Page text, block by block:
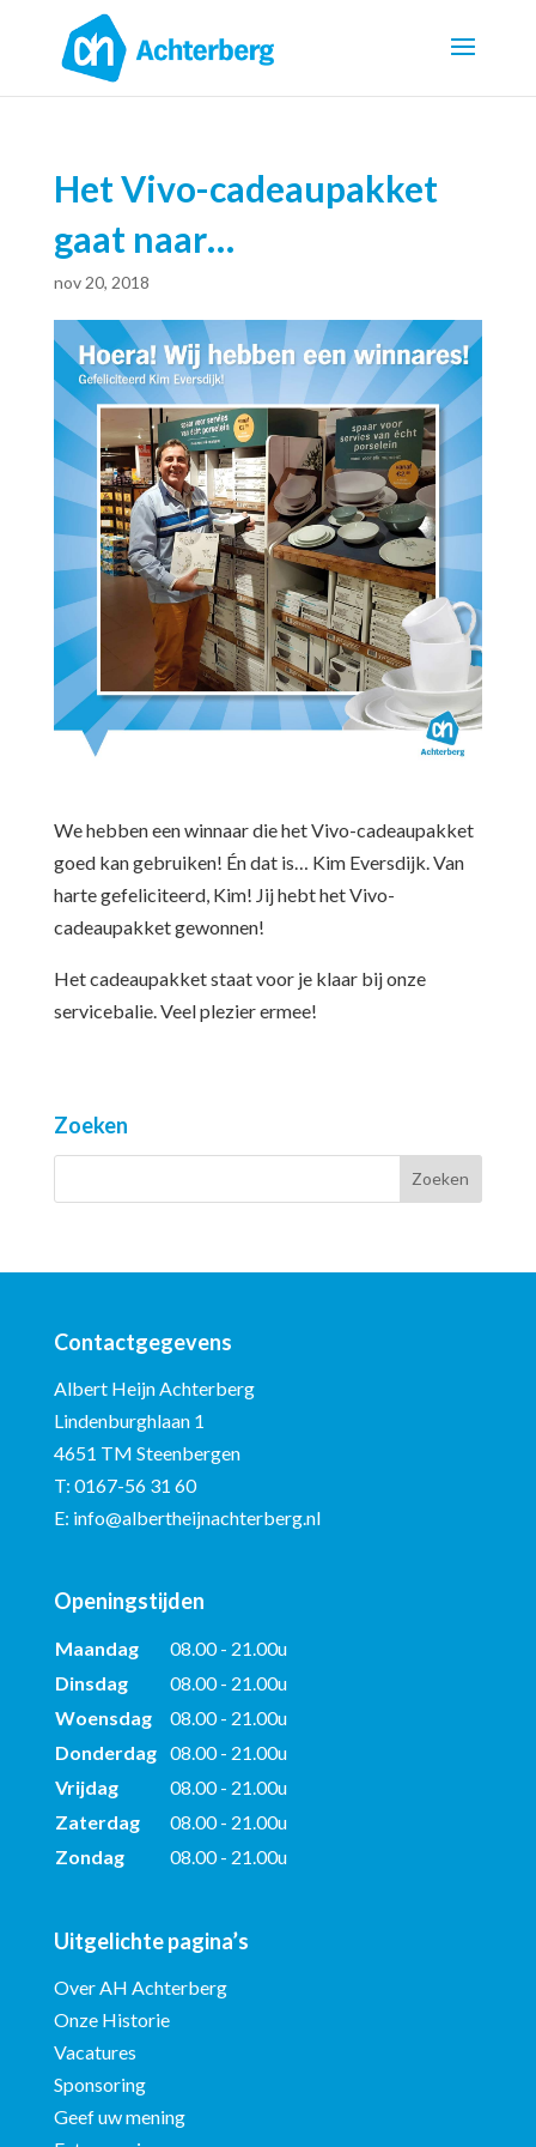
Het Vivo-cadeaupakket
gaat naar…
nov 20, 2018
We hebben een winnaar die het Vivo-cadeaupakket
goed kan gebruiken! Én dat is… Kim Eversdijk. Van
harte gefeliciteerd, Kim! Jij hebt het Vivo-
cadeaupakket gewonnen!
Het cadeaupakket staat voor je klaar bij onze
servicebalie. Veel plezier ermee!
Zoeken
Contactgegevens
Albert Heijn Achterberg
Lindenburghlaan 1
4651 TM Steenbergen
T: 0167-56 31 60
E: info@albertheijnachterberg.nl
Openingstijden
Maandag
08.00 - 21.00u
Dinsdag
08.00 - 21.00u
Woensdag
08.00 - 21.00u
Donderdag 08.00 - 21.00u
Vrijdag
08.00 - 21.00u
Zaterdag
08.00 - 21.00u
Zondag
08.00 - 21.00u
Uitgelichte pagina’s
Over AH Achterberg
Onze Historie
Vacatures
Sponsoring
Geef uw mening